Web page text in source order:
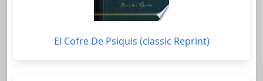
El Cofre De Psiquis (classic Reprint)